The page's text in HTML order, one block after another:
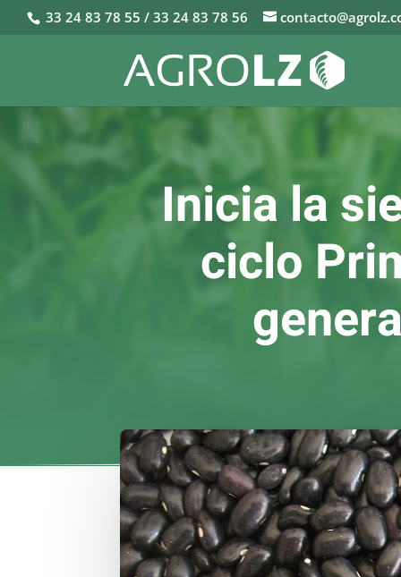
33 24 83 78 55 / 33 24 83 78 56
Inicia la
ciclo